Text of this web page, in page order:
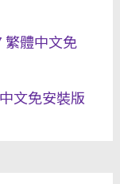
繁體中文免
文免安裝版